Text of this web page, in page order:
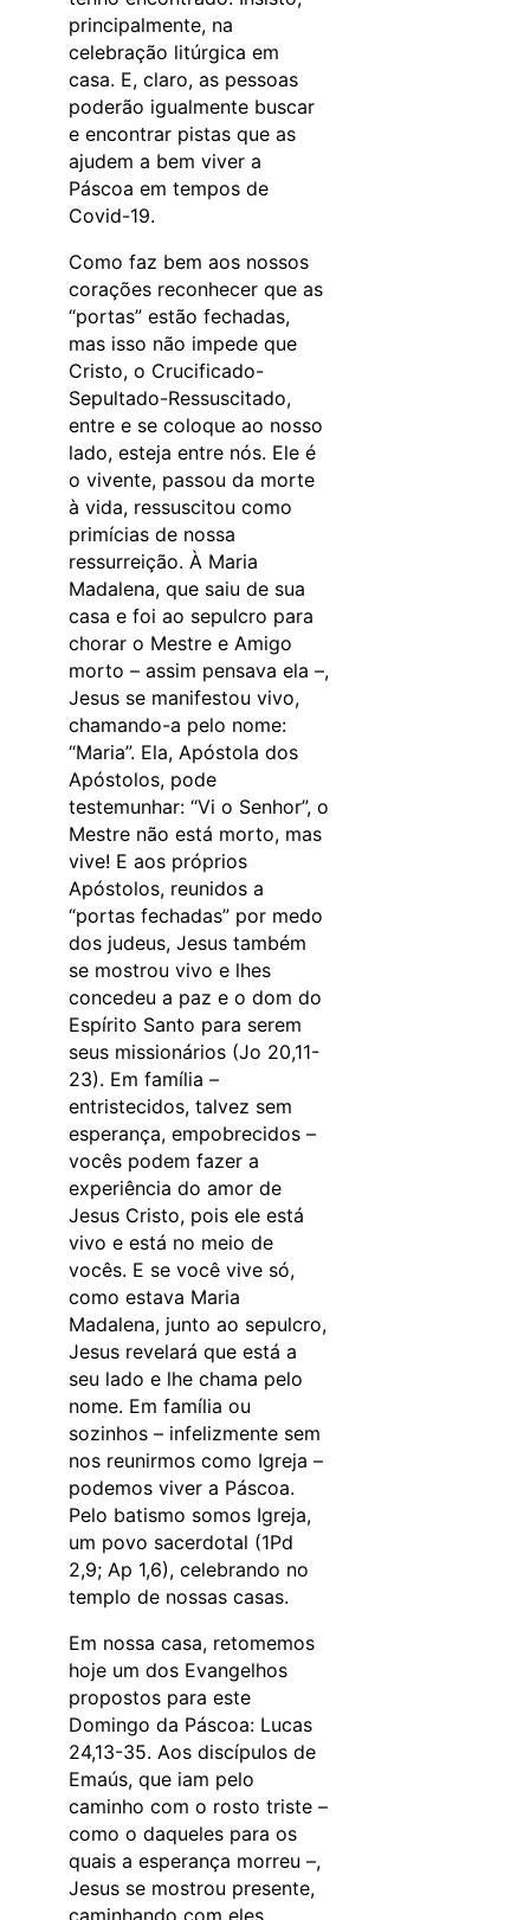
principalmente, na
celebração litúrgica em
casa. E, claro, as pessoas
poderão igualmente buscar
e encontrar pistas que as
ajudem a bem viver a
Páscoa em tempos de
Covid-19.
Como faz bem aos nossos
corações reconhecer que as
“portas” estão fechadas,
mas isso não impede que
Cristo, o Crucificado-
Sepultado-Ressuscitado,
entre e se coloque ao nosso
lado, esteja entre nós. Ele é
o vivente, passou da morte
à vida, ressuscitou como
primícias de nossa
ressurreição. À Maria
Madalena, que saiu de sua
casa e foi ao sepulcro para
chorar o Mestre e Amigo
morto – assim pensava ela –,
Jesus se manifestou vivo,
chamando-a pelo nome:
“Maria”. Ela, Apóstola dos
Apóstolos, pode
testemunhar: “Vi o Senhor”, o
Mestre não está morto, mas
vive! E aos próprios
Apóstolos, reunidos a
“portas fechadas” por medo
dos judeus, Jesus também
se mostrou vivo e lhes
concedeu a paz e o dom do
Espírito Santo para serem
seus missionários (Jo 20,11-
23). Em família –
entristecidos, talvez sem
esperança, empobrecidos –
vocês podem fazer a
experiência do amor de
Jesus Cristo, pois ele está
vivo e está no meio de
vocês. E se você vive só,
como estava Maria
Madalena, junto ao sepulcro,
Jesus revelará que está a
seu lado e lhe chama pelo
nome. Em família ou
sozinhos – infelizmente sem
nos reunirmos como Igreja –
podemos viver a Páscoa.
Pelo batismo somos Igreja,
um povo sacerdotal (1Pd
2,9; Ap 1,6), celebrando no
templo de nossas casas.
Em nossa casa, retomemos
hoje um dos Evangelhos
propostos para este
Domingo da Páscoa: Lucas
24,13-35. Aos discípulos de
Emaús, que iam pelo
caminho com o rosto triste –
como o daqueles para os
quais a esperança morreu –,
Jesus se mostrou presente,
caminhando com eles,